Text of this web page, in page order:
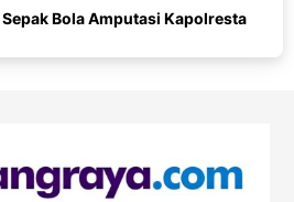
Bola Amputasi Kapolresta